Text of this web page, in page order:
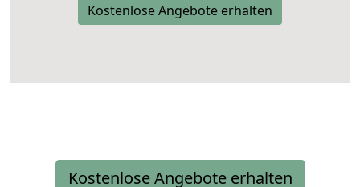
Kostenlose Angebote erhalten
Kostenlose Angebote erhalten